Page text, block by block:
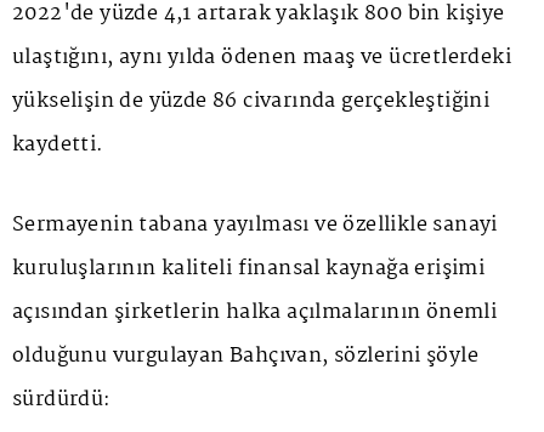
2022'de yüzde 4,1 artarak yaklaşık 800 bin kişiye
ulaştığını, aynı yılda ödenen maaş ve ücretlerdeki
yükselişin de yüzde 86 civarında gerçekleştiğini
kaydetti.
Sermayenin tabana yayılması ve özellikle sanayi
kuruluşlarının kaliteli finansal kaynağa erişimi
açısından şirketlerin halka açılmalarının önemli
olduğunu vurgulayan Bahçıvan, sözlerini şöyle
sürdürdü: